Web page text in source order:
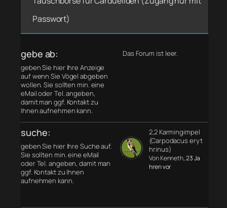
Passwort)
gebe ab:
geben Sie hier Ihre Anzeige
auf wenn Sie Vögel abgeben
wollen. Sie sollten min. eine
eMail oder Tel. angeben,
damit man ggf. Kontakt zu
Ihnen aufnehmen kann.
Das Forum ist leer.
suche:
geben Sie hier Ihre Suche auf.
Sie sollten min. eine eMail
oder Tel. angeben, damit man
ggf. Kontakt zu Ihnen
aufnehmen kann.
2,2 Karmingimpel
(Carpodacus eryt
hrinus)
Von Kenneth, 23 Ja
hren vor